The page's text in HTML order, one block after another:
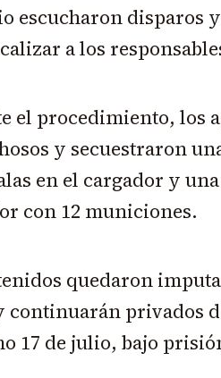
escucharon disparos
a los
el procedimiento, los
y secuestraron
en el cargador y
con 12 municiones.
quedaron
continuarán privados
17 de julio, bajo